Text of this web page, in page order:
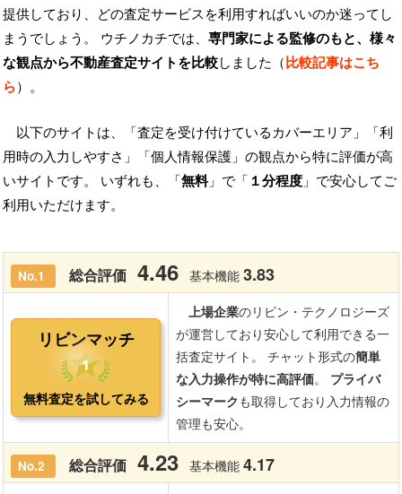
提供しており、どの査定サービスを利用すればいいのか迷ってし
まうでしょう。 ウチノカチでは、 専門家による監修のもと、様々
な観点から不動産査定サイトを比較しました（比較記事はこち
ら）。
以下のサイトは、「査定を受け付けているカバーエリア」「利
用時の入力しやすさ」「個人情報保護」の観点から特に評価が高
いサイトです。 いずれも、「無料」で「 １分程度 」で安心してご
利用いただけます。